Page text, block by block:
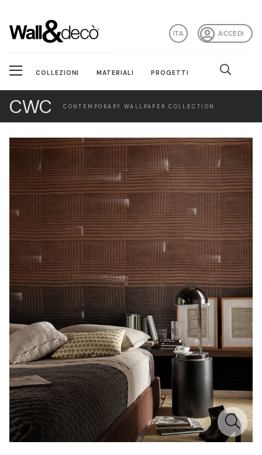
ACCEDI
ITA
COLLEZIONI MATERIALI PROGETTI
CWC CONTEMPORARY WALLPAPER COLLECTION